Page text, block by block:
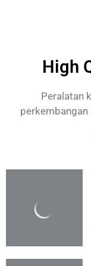
High
Peralatan
perkembangan